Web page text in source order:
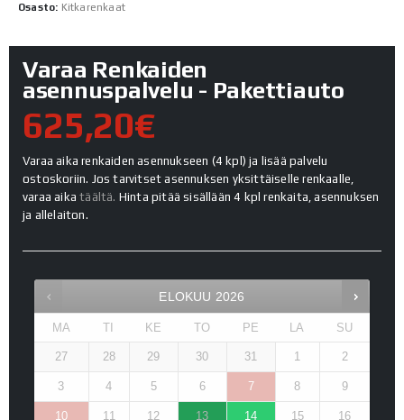
Osasto: Kitkarenkaat
Varaa Renkaiden
asennuspalvelu - Pakettiauto
625,20€
Varaa aika renkaiden asennukseen (4 kpl) ja lisää palvelu
ostoskoriin. Jos tarvitset asennuksen yksittäiselle renkaalle,
varaa aikatäältä. Hinta pitää sisällään 4 kpl renkaita, asennuksen
ja allelaiton.
ELOKUU 2026
MA TI KE TO PE LA SU
27 28 29 30 31 1 2
3 4 5 6 7 8 9
10 11 12 13 14 15 16